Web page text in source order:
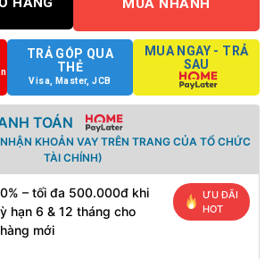
MUA NHANH
TRẢ GÓP QUA
THẺ
Visa, Master, JCB
MUA NGAY - TRẢ
SAU
TOÁN
KHOẢN VAY TRÊN TRANG CỦA TỔ CHỨC
TÀI CHÍNH)
– tối đa 500.000đ khi
hạn 6 & 12 tháng cho
mới
ƯU ĐÃI
HOT